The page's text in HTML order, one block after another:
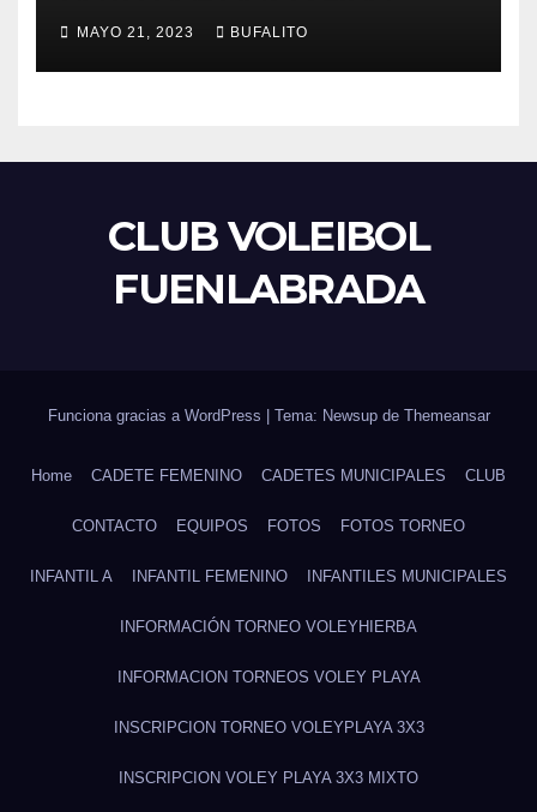
MAYO 21, 2023 BUFALITO
CLUB VOLEIBOL
FUENLABRADA
Funciona gracias a WordPress | Tema: Newsup de Themeansar
Home CADETE FEMENINO CADETES MUNICIPALES CLUB
CONTACTO EQUIPOS FOTOS FOTOS TORNEO
INFANTIL A INFANTIL FEMENINO INFANTILES MUNICIPALES
INFORMACIÓN TORNEO VOLEYHIERBA
INFORMACION TORNEOS VOLEY PLAYA
INSCRIPCION TORNEO VOLEYPLAYA 3X3
INSCRIPCION VOLEY PLAYA 3X3 MIXTO